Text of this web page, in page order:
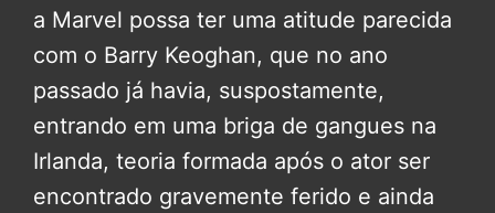
a Marvel possa ter uma atitude parecida
com o Barry Keoghan, que no ano
passado já havia, suspostamente,
entrando em uma briga de gangues na
Irlanda, teoria formada após o ator ser
encontrado gravemente ferido e ainda